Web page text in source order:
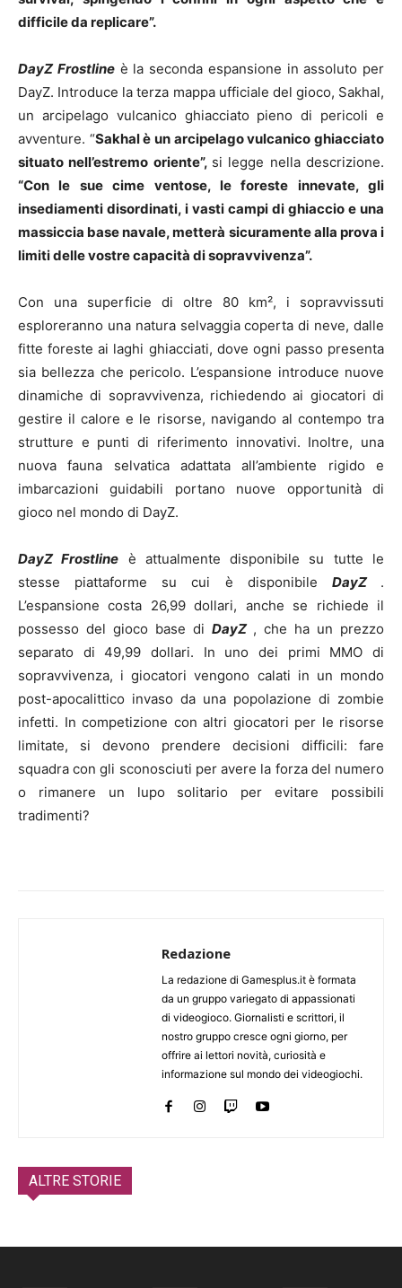
difficile da replicare”.
DayZ Frostlineè la seconda espansione in assoluto per
DayZ. Introduce la terza mappa ufficiale del gioco, Sakhal,
un arcipelago vulcanico ghiacciato pieno di pericoli e
avventure. “Sakhal è un arcipelago vulcanico ghiacciato
situato nell’estremo oriente”, si legge nella descrizione.
“Con le sue cime ventose, le foreste innevate, gli
insediamenti disordinati, i vasti campi di ghiaccio e una
massiccia base navale, metterà sicuramente alla prova i
limiti delle vostre capacità di sopravvivenza”.
Con una superficie di oltre 80 km², i sopravvissuti
esploreranno una natura selvaggia coperta di neve, dalle
fitte foreste ai laghi ghiacciati, dove ogni passo presenta
sia bellezza che pericolo. L’espansione introduce nuove
dinamiche di sopravvivenza, richiedendo ai giocatori di
gestire il calore e le risorse, navigando al contempo tra
strutture e punti di riferimento innovativi. Inoltre, una
nuova fauna selvatica adattata all’ambiente rigido e
imbarcazioni guidabili portano nuove opportunità di
gioco nel mondo di DayZ.
DayZ Frostline è attualmente disponibile su tutte le
stesse piattaforme su cui è disponibile DayZ .
L’espansione costa 26,99 dollari, anche se richiede il
possesso del gioco base di DayZ , che ha un prezzo
separato di 49,99 dollari. In uno dei primi MMO di
sopravvivenza, i giocatori vengono calati in un mondo
post-apocalittico invaso da una popolazione di zombie
infetti. In competizione con altri giocatori per le risorse
limitate, si devono prendere decisioni difficili: fare
squadra con gli sconosciuti per avere la forza del numero
o rimanere un lupo solitario per evitare possibili
tradimenti?
Redazione
La redazione di Gamesplus.it è formata
da un gruppo variegato di appassionati
di videogioco. Giornalisti e scrittori, il
nostro gruppo cresce ogni giorno, per
offrire ai lettori novità, curiosità e
informazione sul mondo dei videogiochi.
ALTRE STORIE